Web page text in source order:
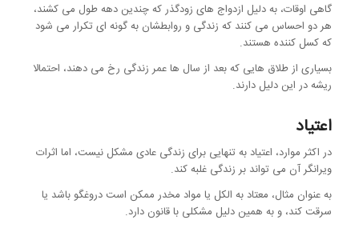
گاهی اوقات، به دلیل ازدواج های زودگذر که چندین دهه طول می کشند،
هر دو احساس می کنند که زندگی و روابطشان به گونه ای تکرار می شود
که کسل کننده هستند.
بسیاری از طلاق هایی که بعد از سال ها عمر زندگی رخ می دهند، احتمالا
ریشه در این دلیل دارند.
اعتیاد
در اکثر موارد، اعتیاد به تنهایی برای زندگی عادی مشکل نیست، اما اثرات
ویرانگر آن می تواند بر زندگی غلبه کند.
به عنوان مثال، معتاد به الکل یا مواد مخدر ممکن است دروغگو باشد یا
سرقت کند، و به همین دلیل مشکلی با قانون دارد.